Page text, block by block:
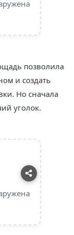
позволила
и создать
Но сначала
уголок.